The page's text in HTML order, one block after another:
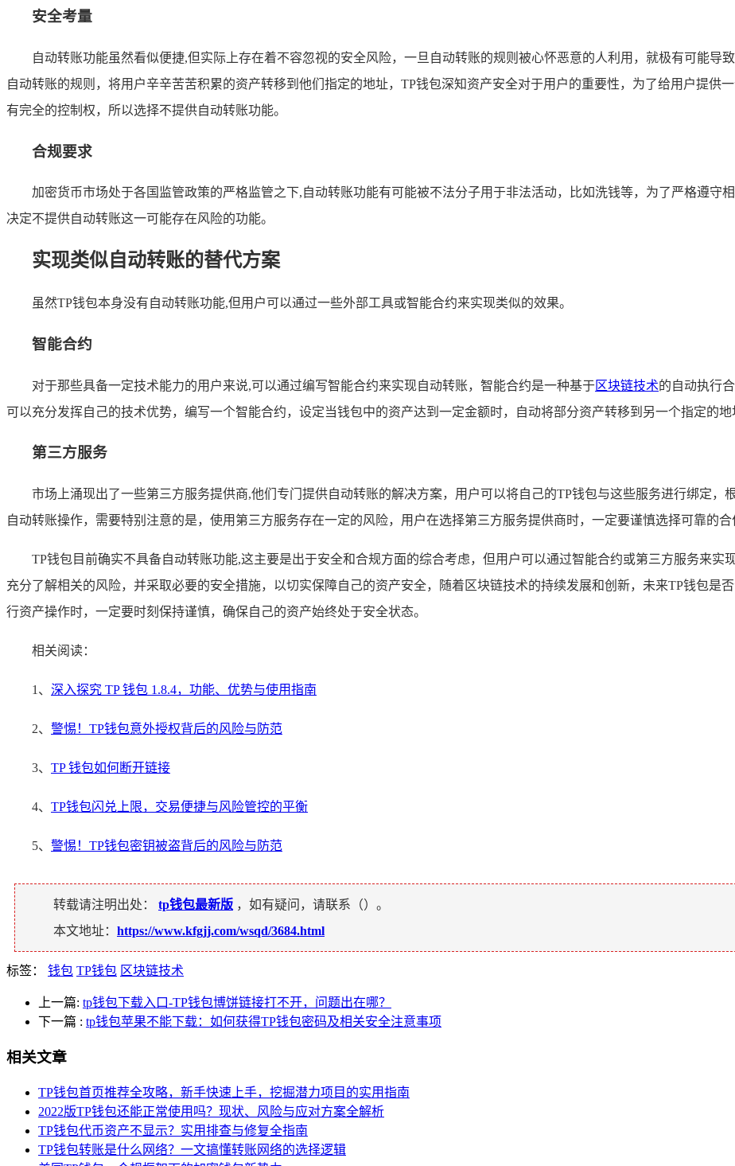
安全考量
自动转账功能虽然看似便捷,但实际上存在着不容忽视的安全风险，一旦自动转账的规则被心怀恶意的人利用，就极有可能导
自动转账的规则，将用户辛辛苦苦积累的资产转移到他们指定的地址，TP钱包深知资产安全对于用户的重要性，为了给用户提供
有完全的控制权，所以选择不提供自动转账功能。
合规要求
加密货币市场处于各国监管政策的严格监管之下,自动转账功能有可能被不法分子用于非法活动，比如洗钱等，为了严格遵守
决定不提供自动转账这一可能存在风险的功能。
实现类似自动转账的替代方案
虽然TP钱包本身没有自动转账功能,但用户可以通过一些外部工具或智能合约来实现类似的效果。
智能合约
对于那些具备一定技术能力的用户来说,可以通过编写智能合约来实现自动转账，智能合约是一种基于区块链技术的自动执行
可以充分发挥自己的技术优势，编写一个智能合约，设定当钱包中的资产达到一定金额时，自动将部分资产转移到另一个指定的地
第三方服务
市场上涌现出了一些第三方服务提供商,他们专门提供自动转账的解决方案，用户可以将自己的TP钱包与这些服务进行绑定
自动转账操作，需要特别注意的是，使用第三方服务存在一定的风险，用户在选择第三方服务提供商时，一定要谨慎选择可靠的
TP钱包目前确实不具备自动转账功能,这主要是出于安全和合规方面的综合考虑，但用户可以通过智能合约或第三方服务来
充分了解相关的风险，并采取必要的安全措施，以切实保障自己的资产安全，随着区块链技术的持续发展和创新，未来TP钱包是
行资产操作时，一定要时刻保持谨慎，确保自己的资产始终处于安全状态。
相关阅读：
1、 深入探究 TP 钱包 1.8.4，功能、优势与使用指南
2、 警惕！TP钱包意外授权背后的风险与防范
3、 TP 钱包如何断开链接
4、 TP钱包闪兑上限，交易便捷与风险管控的平衡
5、 警惕！TP钱包密钥被盗背后的风险与防范
转载请注明出处： tp钱包最新版 ，如有疑问，请联系（）。
本文地址： https://www.kfgjj.com/wsqd/3684.html
标签： 钱包 TP钱包 区块链技术
上一篇: tp钱包下载入口-TP钱包博饼链接打不开，问题出在哪？
下一篇 : tp钱包苹果不能下载：如何获得TP钱包密码及相关安全注意事项
相关文章
TP钱包首页推荐全攻略，新手快速上手，挖掘潜力项目的实用指南
2022版TP钱包还能正常使用吗？现状、风险与应对方案全解析
TP钱包代币资产不显示？实用排查与修复全指南
TP钱包转账是什么网络？一文搞懂转账网络的选择逻辑